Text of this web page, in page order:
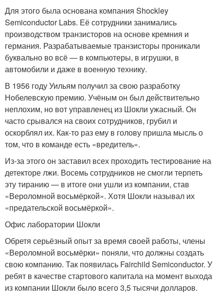
Для этого была основана компания Shockley
Semiconductor Labs. Её сотрудники занимались
производством транзисторов на основе кремния и
германия. Разрабатываемые транзисторы проникали
буквально во всё — в компьютеры, в игрушки, в
автомобили и даже в военную технику.
В 1956 году Уильям получил за свою разработку
Нобелевскую премию. Учёным он был действительно
неплохим, но вот управленец из Шокли ужасный. Он
часто срывался на своих сотрудников, грубил и
оскорблял их. Как-то раз ему в голову пришла мысль о
том, что в команде есть «вредитель».
Из-за этого он заставил всех проходить тестирование на
детекторе лжи. Восемь сотрудников не смогли терпеть
эту тиранию — в итоге они ушли из компании, став
«Вероломной восьмёркой». Хотя Шокли называл их
«предательской восьмёркой».
Офис лаборатории Шокли
Обретя серьёзный опыт за время своей работы, члены
«Вероломной восьмёрки» поняли, что должны создать
свою компанию. Так появилась Fairchild Semiconductor. У
ребят в качестве стартового капитала на момент выхода
из компании Шокли было всего 3,5 тысячи долларов.